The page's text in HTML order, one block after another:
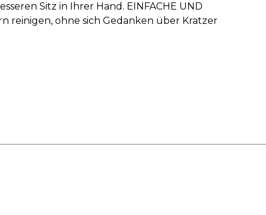
Sitz in Ihrer Hand. EINFACHE UND
reinigen, ohne sich Gedanken über Kratzer